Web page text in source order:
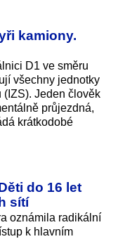
kamiony.
D1 ve směru
všechny jednotky
(IZS). Jeden člověk
průjezdná,
krátkodobé
do 16 let
sítí
oznámila radikální
k hlavním